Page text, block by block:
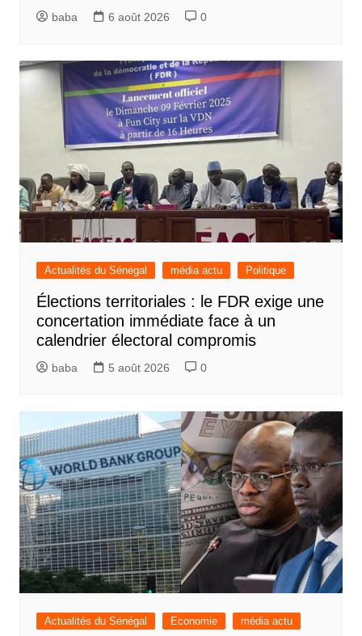
baba 6 août 2026 0
Actualités du Sénégal média actu Politique
Élections territoriales : le FDR exige une
concertation immédiate face à un
calendrier électoral compromis
baba 5 août 2026 0
Actualités du Sénégal Economie média actu